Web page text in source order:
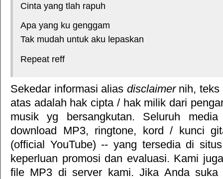
Cinta yang tlah rapuh
Apa yang ku genggam
Tak mudah untuk aku lepaskan
Repeat reff
Sekedar informasi alias disclaimernih, teks
atas adalah hak cipta / hak milik dari
musik yg bersangkutan. Seluruh
download MP3, ringtone, kord / kunci
(official YouTube) -- yang tersedia di
keperluan promosi dan evaluasi. Kami
file MP3 di server kami. Jika Anda